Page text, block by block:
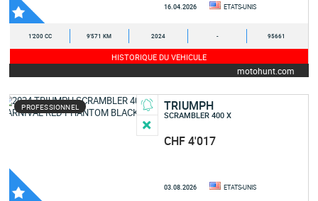
16.04.2026 ETATS-UNIS
1'200 CC 9'571 KM 2024 - 95661
HISTORIQUE DU VEHICULE
motohunt.com
PROFESSIONNEL TRIUMPH
SCRAMBLER 400 X
CHF 4'017
03.08.2026 ETATS-UNIS